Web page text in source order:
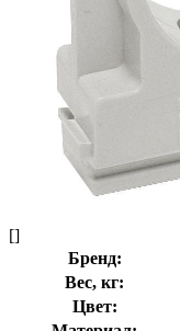
[]
Бренд:
Вес, кг:
Цвет: